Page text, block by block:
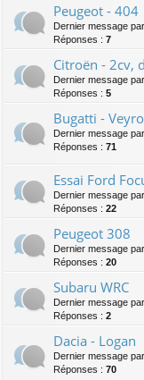
Peugeot - 404
Dernier message par
Réponses : 7
Citroën - 2cv,
Dernier message par
Réponses : 5
Bugatti -
Dernier message par
Réponses : 71
Essai Ford
Dernier message par
Réponses : 22
Peugeot 308
Dernier message par
Réponses : 20
Subaru WRC
Dernier message par
Réponses : 2
Dacia - Logan
Dernier message par
Réponses : 70